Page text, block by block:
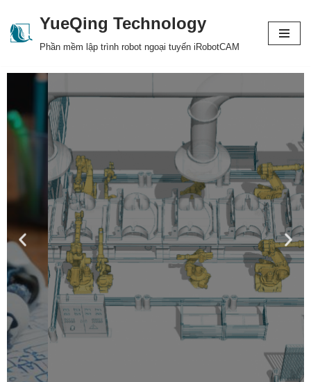
Skip
content
YueQing Technology
Phần mềm lập trình robot ngoại tuyến iRobotCAM
Giải pháp lập trình
robot ngoại tuyến và
vận hành ảo
iRobotCAM V1.6